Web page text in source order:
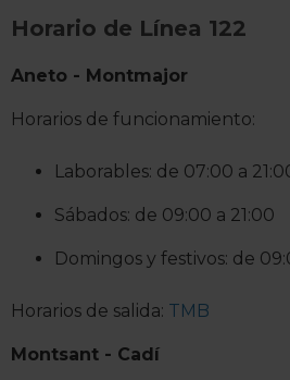
Horario de Línea 122
Aneto - Montmajor
Horarios de funcionamiento:
Laborables: de 07:00 a
Sábados: de 09:00 a 21:00
Domingos y festivos: de
Horarios de salida: TMB
Montsant - Cadí